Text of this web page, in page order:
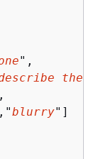
",
the
blurry"]